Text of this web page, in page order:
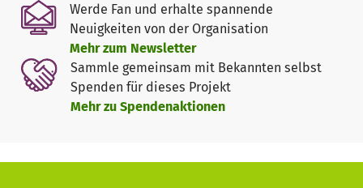
Werde Fan und erhalte spannende
Neuigkeiten von der Organisation
Mehr zum Newsletter
Sammle gemeinsam mit Bekannten selbst
Spenden für dieses Projekt
Mehr zu Spendenaktionen